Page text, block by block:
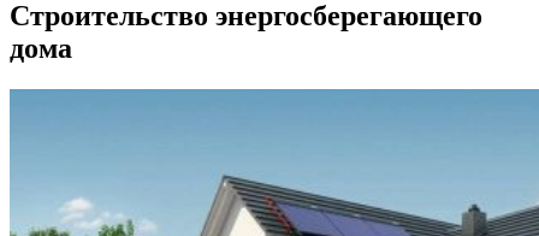
Строительство энергосберегающего
дома